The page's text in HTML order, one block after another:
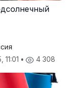
• 4 308